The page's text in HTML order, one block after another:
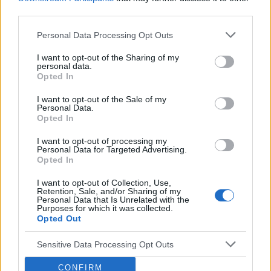
Personal Data Processing Opt Outs
I want to opt-out of the Sharing of my
personal data.
Opted In
I want to opt-out of the Sale of my
Personal Data.
Opted In
I want to opt-out of processing my
Personal Data for Targeted Advertising.
Opted In
I want to opt-out of Collection, Use,
Retention, Sale, and/or Sharing of my
Personal Data that Is Unrelated with the
Purposes for which it was collected.
Opted Out
Sensitive Data Processing Opt Outs
CONFIRM
Pieczenie języka: przyczyną może być gorący
napój, ale i... uczulenie lub cukrzyca!
Reklama: